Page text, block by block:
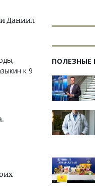
Даниил
к 9
ПОЛЕЗНЫЕ